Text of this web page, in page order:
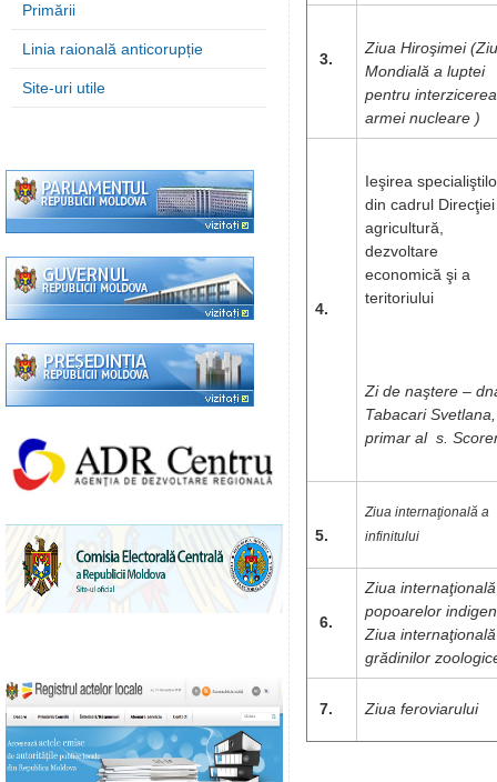
Primării
Linia raională anticorupție
Site-uri utile
3.
Ziua Hiroşimei
Mondială a luptei
pentru interzicerea
armei nucleare )
4.
Ieşirea
din cadrul Direcţiei
agricultură,
dezvoltare
economică şi a
teritoriului
Zi de naştere –
Tabacari Svetlana,
primar al s.
5.
Ziua internaţională a
infinitului
6.
Ziua
popoarelor
Ziua
grădinilor
7. Ziua feroviarului